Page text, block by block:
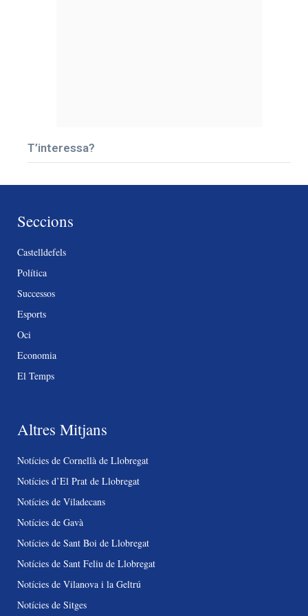
T’interessa?
Seccions
Castelldefels
Política
Successos
Esports
Oci
Economia
El Temps
Altres Mitjans
Notícies de Cornellà de Llobregat
Notícies d’El Prat de Llobregat
Notícies de Viladecans
Notícies de Gavà
Notícies de Sant Boi de Llobregat
Notícies de Sant Feliu de Llobregat
Notícies de Vilanova i la Geltrú
Notícies de Sitges